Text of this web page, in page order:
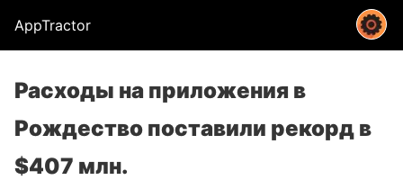
AppTractor
Расходы на приложения в
Рождество поставили рекорд в
$407 млн.